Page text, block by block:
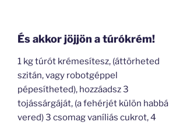
És akkor jöjjön a túrókrém!
1 kg túrót krémesítesz, (áttörheted
szitán, vagy robotgéppel
pépesítheted), hozzáadsz 3
tojássárgáját, (a fehérjét külön habbá
vered) 3 csomag vaníliás cukrot, 4